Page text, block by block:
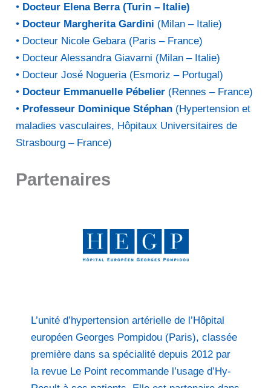
• Docteur Elena Berra (Turin – Italie)
• Docteur Margherita Gardini (Milan – Italie)
• Docteur Nicole Gebara (Paris – France)
• Docteur Alessandra Giavarni (Milan – Italie)
• Docteur José Nogueria (Esmoriz – Portugal)
• Docteur Emmanuelle Pébelier(Rennes – France)
• Professeur Dominique Stéphan(Hypertension et
maladies vasculaires, Hôpitaux Universitaires de
Strasbourg – France)
Partenaires
L’unité d’hypertension artérielle de l’Hôpital
européen Georges Pompidou (Paris), classée
première dans sa spécialité depuis 2012 par
la revue Le Point recommande l’usage d’Hy-